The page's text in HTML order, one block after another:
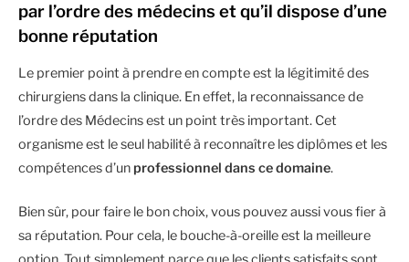
par l’ordre des médecins et qu’il dispose d’une
bonne réputation
Le premier point à prendre en compte est la légitimité des
chirurgiens dans la clinique. En effet, la reconnaissance de
l’ordre des Médecins est un point très important. Cet
organisme est le seul habilité à reconnaître les diplômes et les
compétences d’un professionnel dans ce domaine.
Bien sûr, pour faire le bon choix, vous pouvez aussi vous fier à
sa réputation. Pour cela, le bouche-à-oreille est la meilleure